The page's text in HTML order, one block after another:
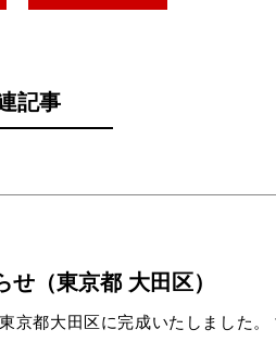
記事
（東京都 大田区）
京都大田区に完成いたしました